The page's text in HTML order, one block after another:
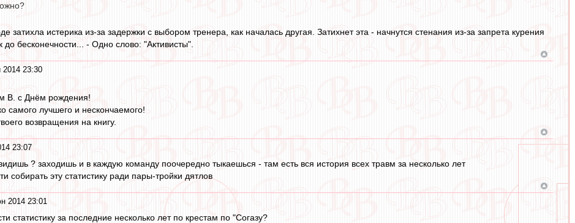
затихла истерика из-за задержки с выбором тренера, как началась другая. Затихнет эта - начнутся стенания из-за запрета курения
до бесконечности... - Одно слово: "Активисты".
23:30
В. с Днём рождения!
самого лучшего и нескончаемого!
возвращения на книгу.
23:07
видишь ? заходишь и в каждую команду поочередно тыкаешься - там есть вся история всех травм за несколько лет
собирать эту статистику ради пары-тройки дятлов
2014 23:01
статистику за последние несколько лет по крестам по "Согазу?